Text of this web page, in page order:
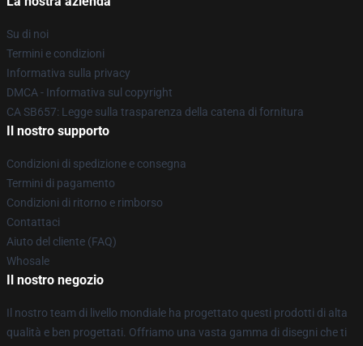
Su di noi
Termini e condizioni
Informativa sulla privacy
DMCA - Informativa sul copyright
CA SB657: Legge sulla trasparenza della catena di fornitura
Il nostro supporto
Condizioni di spedizione e consegna
Termini di pagamento
Condizioni di ritorno e rimborso
Contattaci
Aiuto del cliente (FAQ)
Whosale
Il nostro negozio
Il nostro team di livello mondiale ha progettato questi prodotti di alta
qualità e ben progettati. Offriamo una vasta gamma di disegni che ti